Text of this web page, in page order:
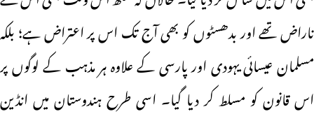
ناراض تھے اور بدھسٹوں کو بھی آج تک اس پر اعتراض ہے؛ بلکہ
مسلمان عیسائی یہودی اور پارسی کے علاوہ ہر مذہب کے لوگوں پر
اس قانون کو مسلط کر دیا گیا۔ اسی طرح ہندوستان میں انڈین